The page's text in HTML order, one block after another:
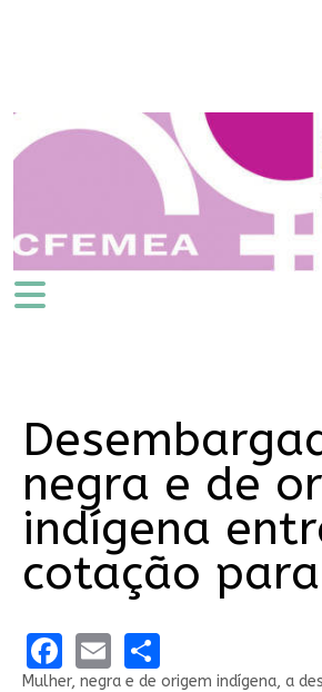
negra e de
indígena
cotação para
Facebook
EmailShare
Mulher, negra e de origem indígena, a